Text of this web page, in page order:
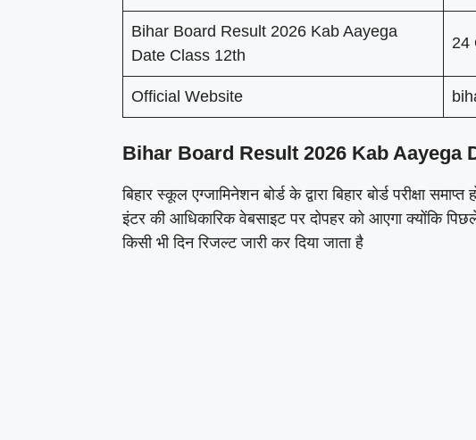
Bihar Board Result 2026 Kab Aayega
Date Class 12th
24
Official Website
Bihar Board Result 2026 Kab Aayega
बिहार स्कूल एग्जामिनेशन बोर्ड के द्वारा बिहार बोर्ड परीक्षा
इंटर की आधिकारिक वेबसाइट पर दोपहर को आएगा क्योंकि
किसी भी दिन रिजल्ट जारी कर दिया जाता है